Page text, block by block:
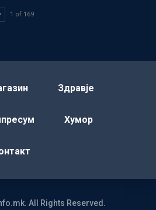
1 of 169
Здравје
Хумор
All Rights Reserved.